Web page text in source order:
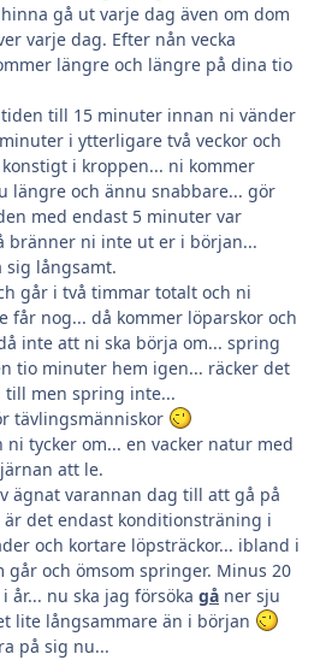
gå ut varje dag även om dom
varje dag. Efter nån vecka
längre och längre på dina tio
tiden till 15 minuter innan ni vänder
i ytterligare två veckor och
i kroppen... ni kommer
längre och ännu snabbare... gör
med endast 5 minuter var
bränner ni inte ut er i början...
sig långsamt.
går i två timmar totalt och ni
får nog... då kommer löparskor och
inte att ni ska börja om... spring
tio minuter hem igen... räcker det
till men spring inte...
tävlingsmänniskor
ni tycker om... en vacker natur med
att le.
ägnat varannan dag till att gå på
det endast konditionsträning i
och kortare löpsträckor... ibland i
går och ömsom springer. Minus 20
år... nu ska jag försöka gå ner sju
lite långsammare än i början
på sig nu...